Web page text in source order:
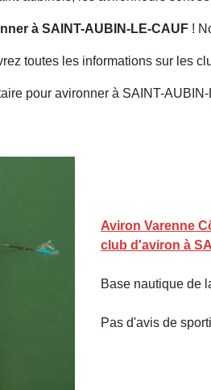
à SAINT-AUBIN-LE-CAUF !
toutes les informations sur les
pour avironner à SAINT-AUBIN-
Aviron Varenne
club d'aviron à
Base nautique de
Pas d'avis de